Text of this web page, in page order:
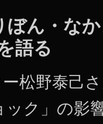
ぼん・な
語る
松野泰己
ック」の影